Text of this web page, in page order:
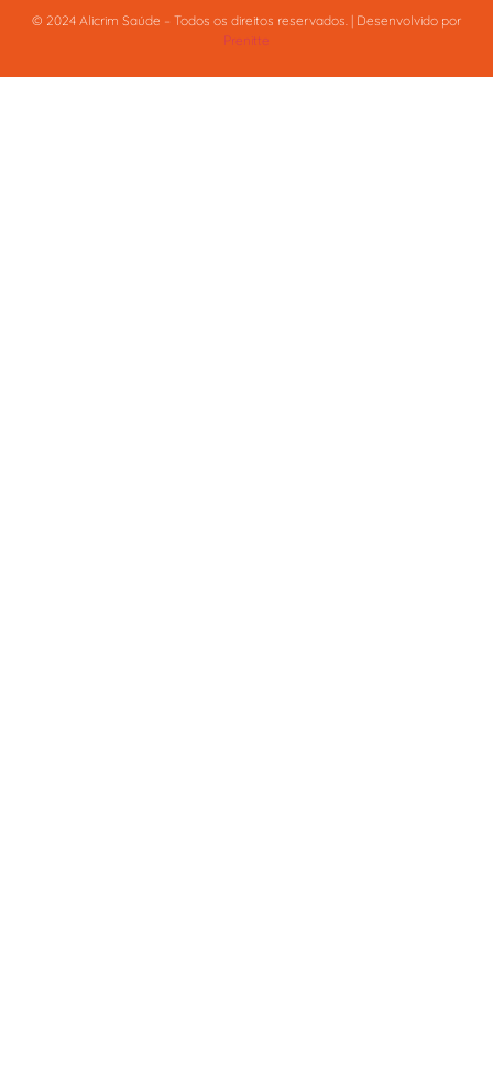
© 2024 Alicrim Saúde – Todos os direitos reservados. | Desenvolvido por
Prenitte